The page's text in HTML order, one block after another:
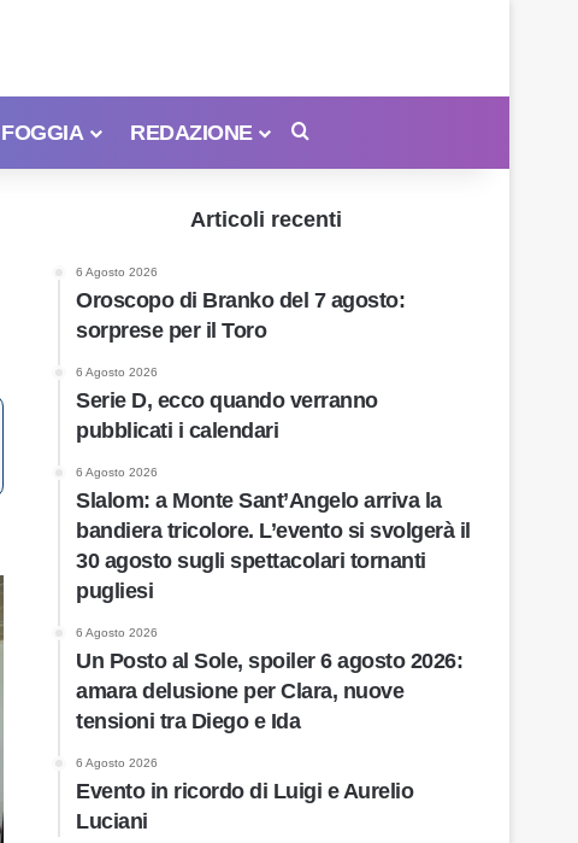
FOGGIA REDAZIONE
Articoli recenti
6 Agosto 2026
Oroscopo di Branko del 7 agosto:
sorprese per il Toro
6 Agosto 2026
Serie D, ecco quando verranno
pubblicati i calendari
6 Agosto 2026
Slalom: a Monte Sant’Angelo arriva la
bandiera tricolore. L’evento si svolgerà il
30 agosto sugli spettacolari tornanti
pugliesi
6 Agosto 2026
Un Posto al Sole, spoiler 6 agosto 2026:
amara delusione per Clara, nuove
tensioni tra Diego e Ida
6 Agosto 2026
Evento in ricordo di Luigi e Aurelio
Luciani